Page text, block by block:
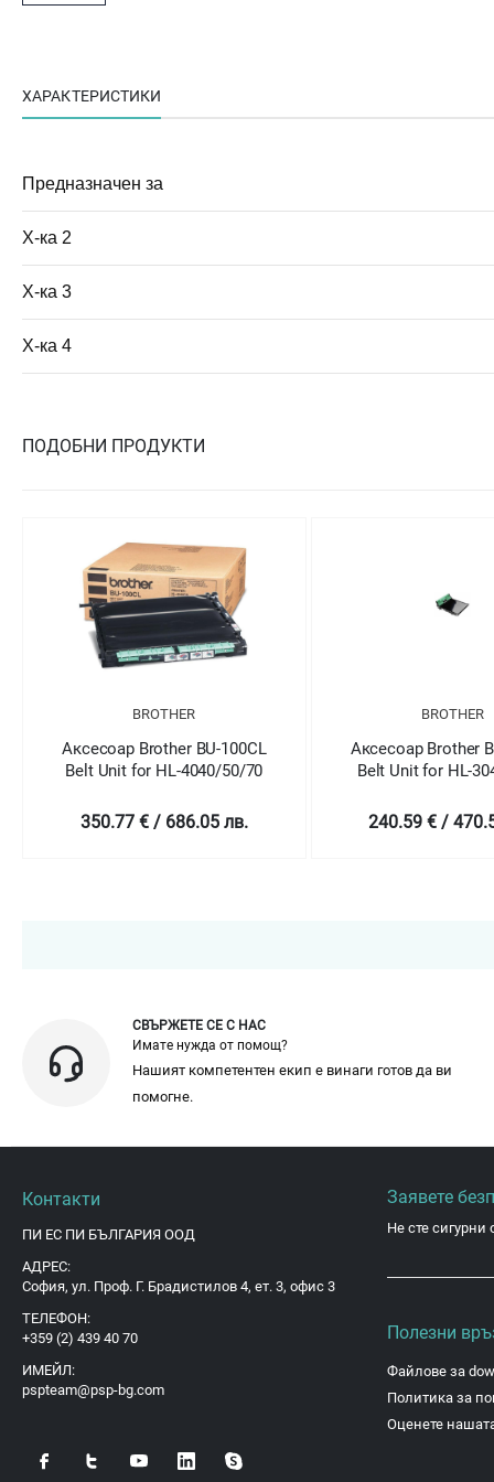
ХАРАКТЕРИСТИКИ
Предназначен за
Х-ка 2
Х-ка 3
Х-ка 4
ПОДОБНИ ПРОДУКТИ
BROTHER
Аксесоар Brother BU-100CL
Belt Unit for HL-4040/50/70
350.77 € / 686.05 лв.
BROTHER
Аксесоар Brother
Belt Unit for HL-
240.59 € /
СВЪРЖЕТЕ СЕ С НАС
Имате нужда от помощ?
Нашият компетентен екип е винаги готов да ви
помогне.
Контакти
ПИ ЕС ПИ БЪЛГАРИЯ ООД
АДРЕС:
София, ул. Проф. Г. Брадистилов 4, ет. 3, офис 3
ТЕЛЕФОН:
+359 (2) 439 40 70
ИМЕЙЛ:
pspteam@psp-bg.com
Заявете
Не сте сигурни
Полезни
Файлове за
Политика за
Оценете